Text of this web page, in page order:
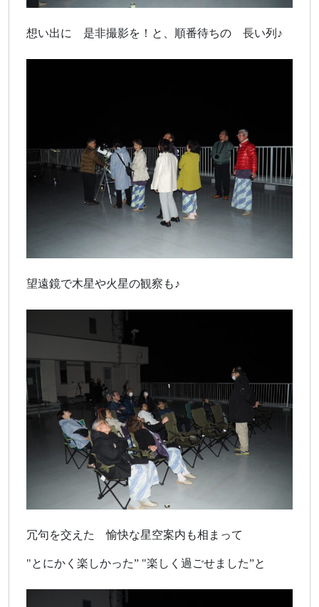
想い出に 是非撮影を！と、順番待ちの 長い列♪
望遠鏡で木星や火星の観察も♪
冗句を交えた 愉快な星空案内も相まって
"とにかく楽しかった” "楽しく過ごせました”と